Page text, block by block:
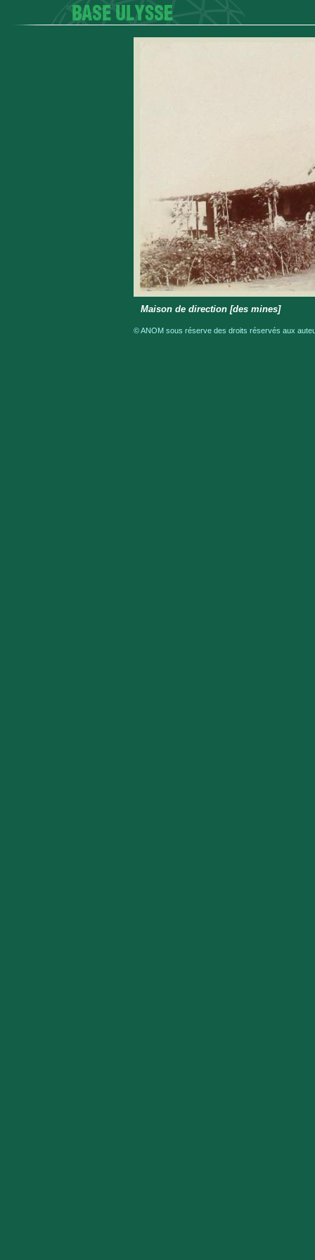
Maison de direction [des mines]
© ANOM sous réserve des droits réservés aux